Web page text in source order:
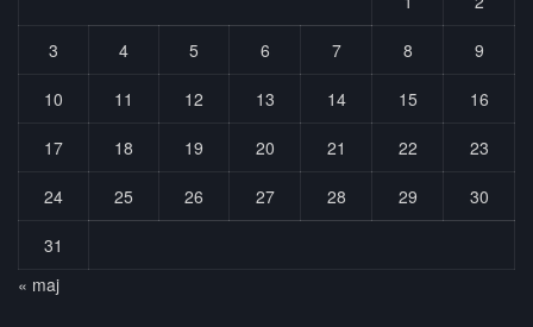
3 4 5 6 7 8 9
10 11 12 13 14 15 16
17 18 19 20 21 22 23
24 25 26 27 28 29 30
31
« maj